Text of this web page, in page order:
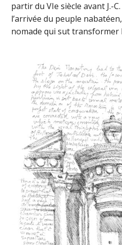
partir du VIe siècle avant J.-
l’arrivée du peuple
nomade qui sut transformer